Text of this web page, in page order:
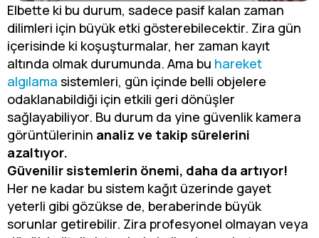
Elbette ki bu durum, sadece pasif kalan zaman
dilimleri için büyük etki gösterebilecektir. Zira gün
içerisinde ki koşuşturmalar, her zaman kayıt
altında olmak durumunda. Ama bu hareket
algılama sistemleri, gün içinde belli objelere
odaklanabildiği için etkili geri dönüşler
sağlayabiliyor. Bu durum da yine güvenlik kamera
görüntülerinin analiz ve takip sürelerini
azaltıyor.
Güvenilir sistemlerin önemi, daha da artıyor!
Her ne kadar bu sistem kağıt üzerinde gayet
yeterli gibi gözükse de, beraberinde büyük
sorunlar getirebilir. Zira profesyonel olmayan veya